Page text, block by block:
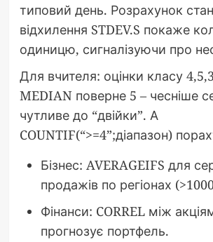
типовий день. Розрахунок
відхилення STDEV.S покаже
одиницю, сигналізуючи про
Для вчителя: оцінки класу
MEDIAN поверне 5 – чесніше
чутливе до “двійки”. А
COUNTIF(“>=4”;діапазон)
Бізнес: AVERAGEIFS для
продажів по регіонах
Фінанси: CORREL між
прогнозує портфель.